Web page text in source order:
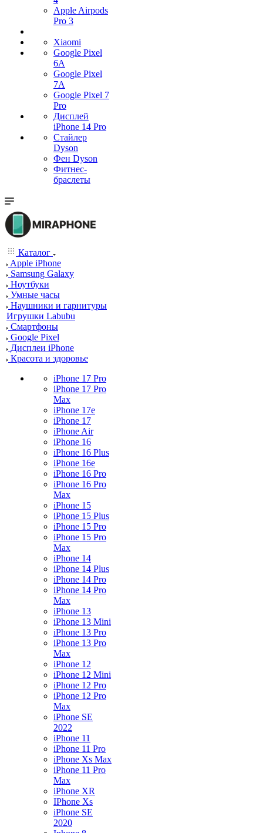
Apple Airpods
Pro 3
Xiaomi
Google Pixel
6A
Google Pixel
7А
Google Pixel 7
Pro
Дисплей
iPhone 14 Pro
Стайлер
Dyson
Фен Dyson
Фитнес-
браслеты
Каталог
Apple iPhone
Samsung Galaxy
Ноутбуки
Умные часы
Наушники и гарнитуры
Игрушки Labubu
Смартфоны
Google Pixel
Дисплеи iPhone
Красота и здоровье
iPhone 17 Pro
iPhone 17 Pro
Max
iPhone 17e
iPhone 17
iPhone Air
iPhone 16
iPhone 16 Plus
iPhone 16e
iPhone 16 Pro
iPhone 16 Pro
Max
iPhone 15
iPhone 15 Plus
iPhone 15 Pro
iPhone 15 Pro
Max
iPhone 14
iPhone 14 Plus
iPhone 14 Pro
iPhone 14 Pro
Max
iPhone 13
iPhone 13 Mini
iPhone 13 Pro
iPhone 13 Pro
Max
iPhone 12
iPhone 12 Mini
iPhone 12 Pro
iPhone 12 Pro
Max
iPhone SE
2022
iPhone 11
iPhone 11 Pro
iPhone Xs Max
iPhone 11 Pro
Max
iPhone XR
IPhone Xs
iPhone SE
2020